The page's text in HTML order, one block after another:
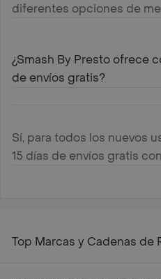
diferentes opciones de
¿Smash By Presto ofrece
de envíos gratis?
Sí, para todos los nuevos
15 días de envíos gratis
Top Marcas y Cadenas de